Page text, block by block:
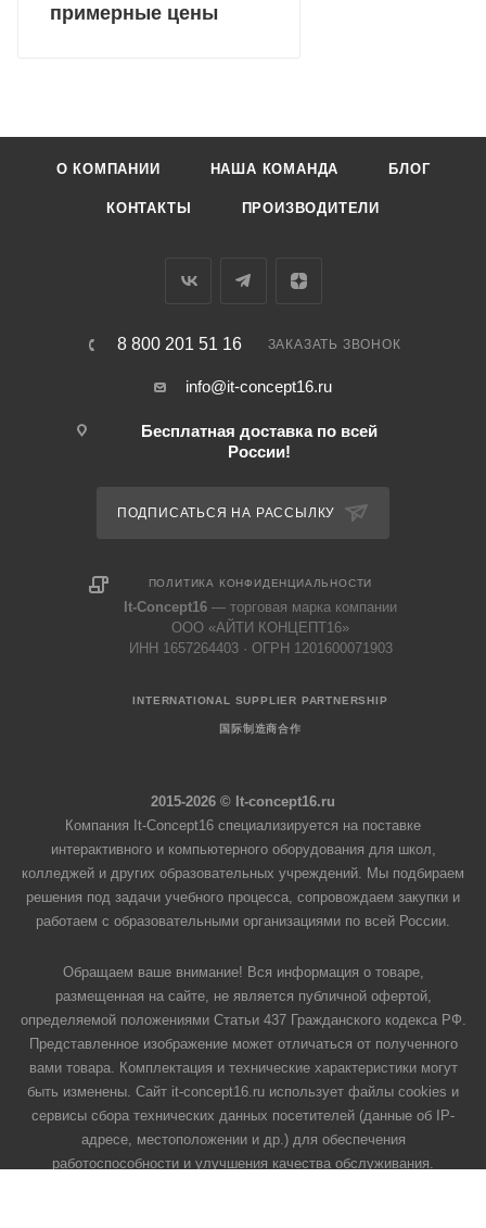
примерные цены
О КОМПАНИИ НАША КОМАНДА БЛОГ
КОНТАКТЫ ПРОИЗВОДИТЕЛИ
8 800 201 51 16 ЗАКАЗАТЬ ЗВОНОК
info@it-concept16.ru
Бесплатная доставка по всей
России!
ПОДПИСАТЬСЯ НА РАССЫЛКУ
ПОЛИТИКА КОНФИДЕНЦИАЛЬНОСТИ
It-Concept16 — торговая марка компании
ООО «АЙТИ КОНЦЕПТ16»
ИНН 1657264403 · ОГРН 1201600071903
INTERNATIONAL SUPPLIER PARTNERSHIP
国际制造商合作
2015-2026 © It-concept16.ru
Компания It-Concept16 специализируется на поставке
интерактивного и компьютерного оборудования для школ,
колледжей и других образовательных учреждений. Мы подбираем
решения под задачи учебного процесса, сопровождаем закупки и
работаем с образовательными организациями по всей России.
Обращаем ваше внимание! Вся информация о товаре,
размещенная на сайте, не является публичной офертой,
определяемой положениями Статьи 437 Гражданского кодекса РФ.
Представленное изображение может отличаться от полученного
вами товара. Комплектация и технические характеристики могут
быть изменены. Сайт it-concept16.ru использует файлы cookies и
сервисы сбора технических данных посетителей (данные об IP-
адресе, местоположении и др.) для обеспечения
работоспособности и улучшения качества обслуживания.